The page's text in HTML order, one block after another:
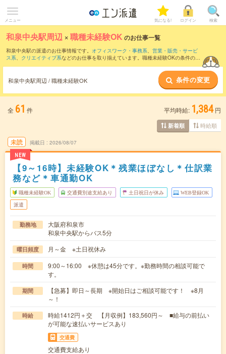
メニュー 気になる! ログイン 検索
和泉中央駅周辺 ×職種未経験OK のお仕事一覧
和泉中央駅の派遣のお仕事情報です。 オフィスワーク・事務系、 営業・販売・サービ
ス系、 クリエイティブ系などのお仕事を取り揃えています。職種未経験OKの条件の他
和泉中央駅周辺 / 職種未経験OK 条件の変更
全 61 件 平均時給: 1,384 円
新着順 時給順
未読
NEW
掲載日 2026/08/07
【9～16時】未経験OK＊残業ほぼなし＊仕訳業
務など＊車通勤OK
職種未経験OK 交通費別途支給あり 土日祝日が休み WEB登録OK
派遣
勤務地
大阪府和泉市
和泉中央駅からバス5分
曜日頻度 月～金 ※土日祝休み
時間
9:00～16:00 ※休憩は45分です。※勤務時間の相談可能で
す。
期間
【急募】即日～長期 ※開始日はご相談可能です！ ※8月
～！
時給
時給1412円＋交 【月収例】183,560円～ ■給与の前払い
が可能な速払いサービスあり
交通費
交通費支給あり